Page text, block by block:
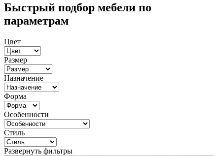
Быстрый подбор мебели по
параметрам
Цвет
Размер
Назначение
Форма
Особенности
Стиль
Развернуть фильтры